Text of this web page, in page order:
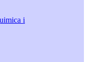
i